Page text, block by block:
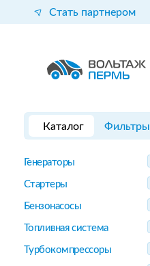
Стать партнером
Каталог Фильтры
Генераторы
Стартеры
Бензонасосы
Топливная система
Турбокомпрессоры